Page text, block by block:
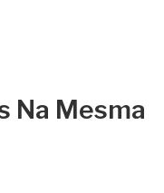
Na Mesma